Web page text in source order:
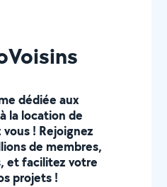
dédiée aux
la location de
! Rejoignez
de membres,
et facilitez votre
projets !